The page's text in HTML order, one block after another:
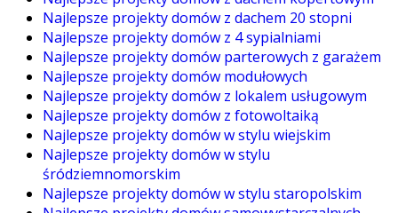
Najlepsze projekty domów z dachem 20 stopni
Najlepsze projekty domów z 4 sypialniami
Najlepsze projekty domów parterowych z garażem
Najlepsze projekty domów modułowych
Najlepsze projekty domów z lokalem usługowym
Najlepsze projekty domów z fotowoltaiką
Najlepsze projekty domów w stylu wiejskim
Najlepsze projekty domów w stylu
śródziemnomorskim
Najlepsze projekty domów w stylu staropolskim